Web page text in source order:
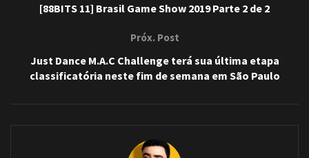
[88BITS 11] Brasil Game Show 2019 Parte 2 de 2
Próx. Post
Just Dance M.A.C Challenge terá sua última etapa
classificatória neste fim de semana em São Paulo